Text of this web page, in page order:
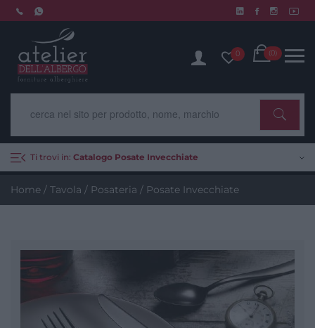
Skip
to
0 Cart
(0)
Ti trovi in: Catalogo Posate Invecchiate
Home / Tavola / Posateria / Posate Invecchiate